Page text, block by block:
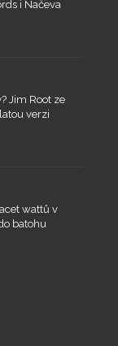
i Načeva
Jim Root ze
verzi
wattů v
batohu